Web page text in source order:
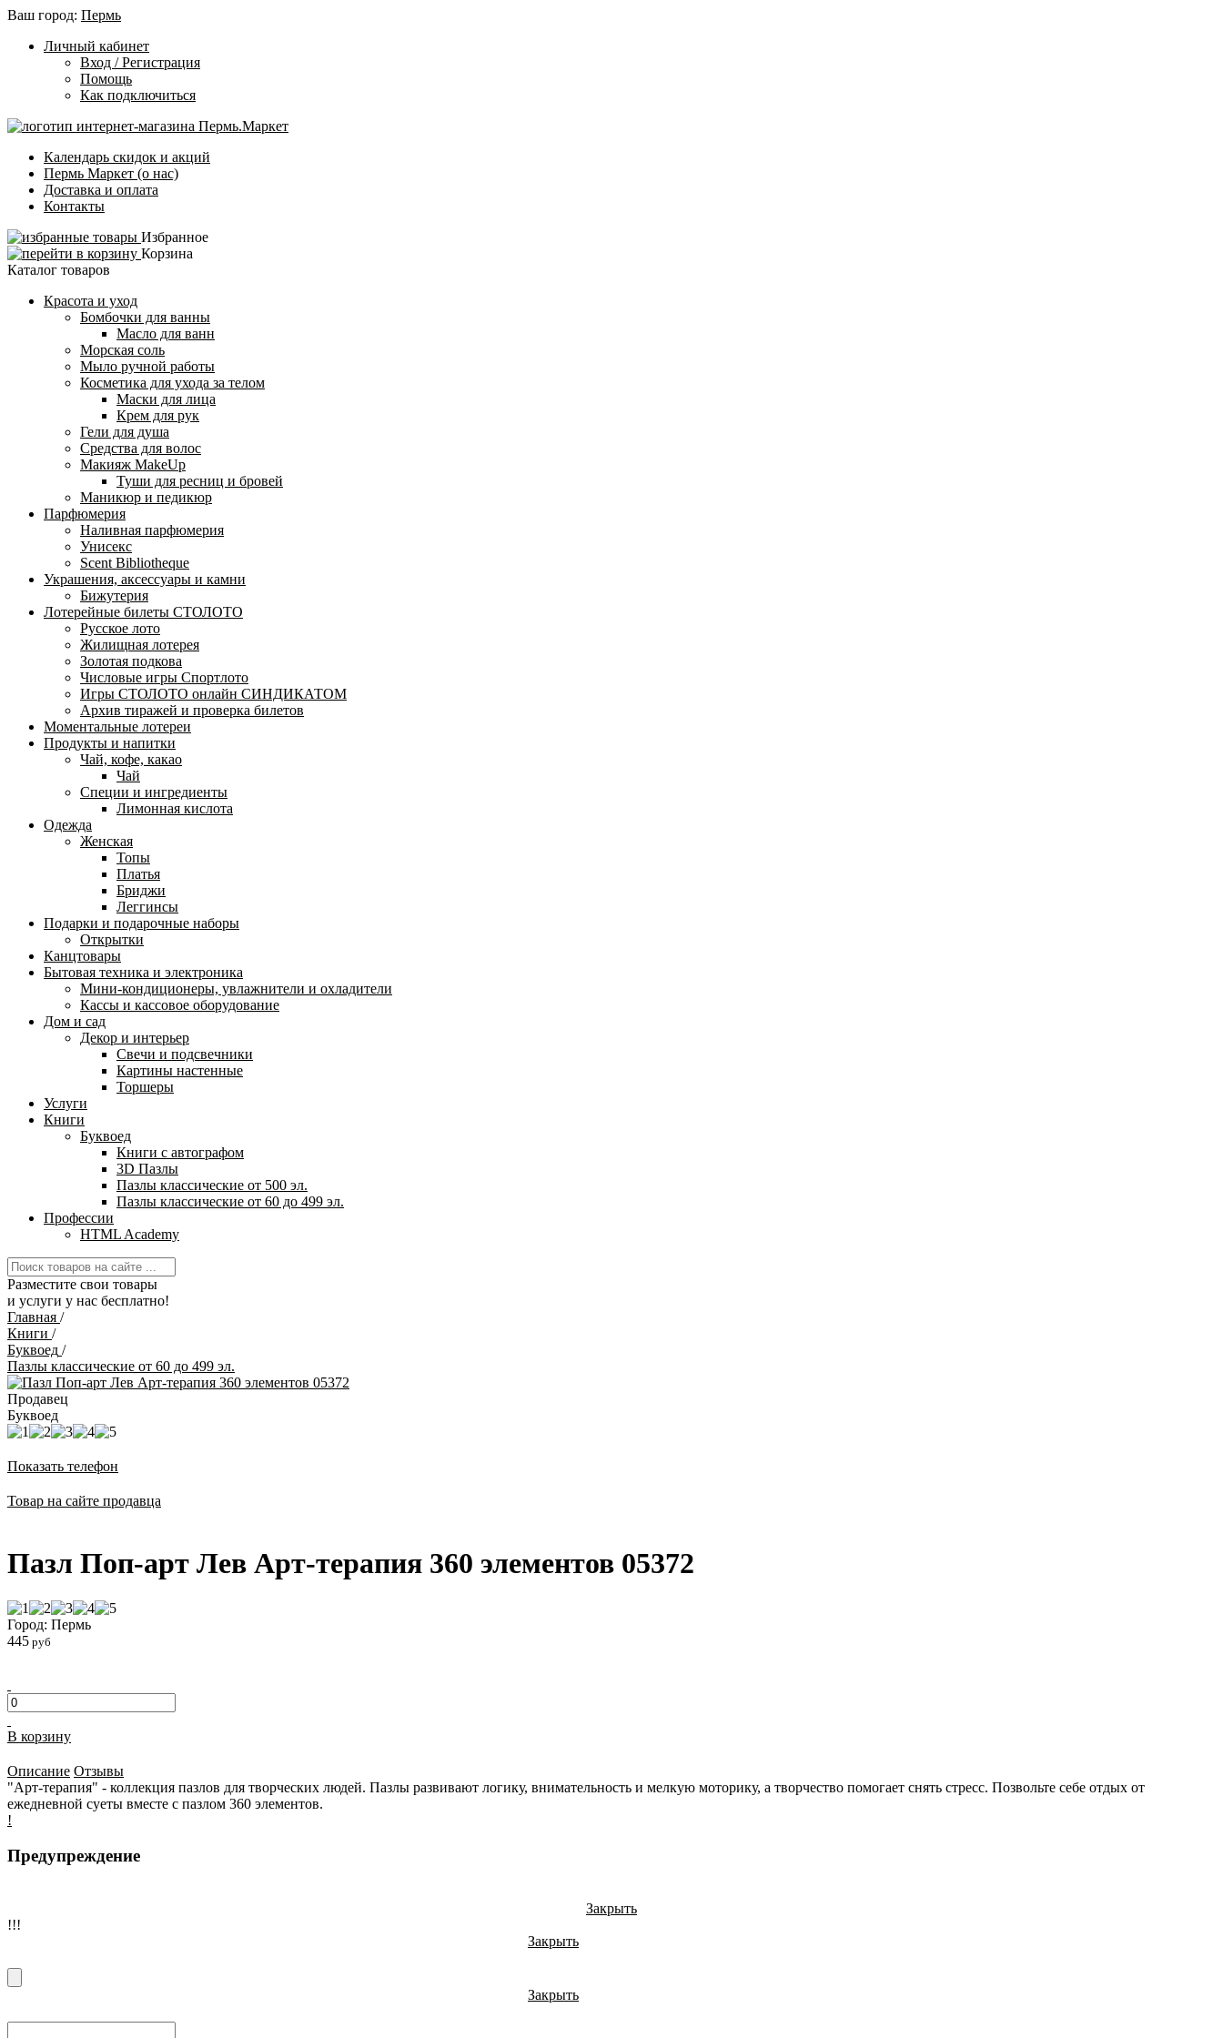
Ваш город: Пермь
Личный кабинет
Вход / Регистрация
Помощь
Как подключиться
Календарь скидок и акций
Пермь Маркет (о нас)
Доставка и оплата
Контакты
Избранное
Корзина
Каталог товаров
Красота и уход
Бомбочки для ванны
Масло для ванн
Морская соль
Мыло ручной работы
Косметика для ухода за телом
Маски для лица
Крем для рук
Гели для душа
Средства для волос
Макияж MakeUp
Туши для ресниц и бровей
Маникюр и педикюр
Парфюмерия
Наливная парфюмерия
Унисекс
Scent Bibliotheque
Украшения, аксессуары и камни
Бижутерия
Лотерейные билеты СТОЛОТО
Русское лото
Жилищная лотерея
Золотая подкова
Числовые игры Спортлото
Игры СТОЛОТО онлайн СИНДИКАТОМ
Архив тиражей и проверка билетов
Моментальные лотереи
Продукты и напитки
Чай, кофе, какао
Чай
Специи и ингредиенты
Лимонная кислота
Одежда
Женская
Топы
Платья
Бриджи
Леггинсы
Подарки и подарочные наборы
Открытки
Канцтовары
Бытовая техника и электроника
Мини-кондиционеры, увлажнители и охладители
Кассы и кассовое оборудование
Дом и сад
Декор и интерьер
Свечи и подсвечники
Картины настенные
Торшеры
Услуги
Книги
Буквоед
Книги с автографом
3D Пазлы
Пазлы классические от 500 эл.
Пазлы классические от 60 до 499 эл.
Профессии
HTML Academy
Разместите свои товары
и услуги у нас бесплатно!
Главная /
Книги /
Буквоед /
Пазлы классические от 60 до 499 эл.
Продавец
Буквоед
Показать телефон
Товар на сайте продавца
Пазл Поп-арт Лев Арт-терапия 360 элементов 05372
Город: Пермь
445 руб
В корзину
Описание Отзывы
"Арт-терапия" - коллекция пазлов для творческих людей. Пазлы развивают логику, внимательность и мелкую моторику, а творчество помогает снять стресс. Позвольте себе отдых от
ежедневной суеты вместе с пазлом 360 элементов.
!
Предупреждение
Закрыть
!!!
Закрыть
Закрыть